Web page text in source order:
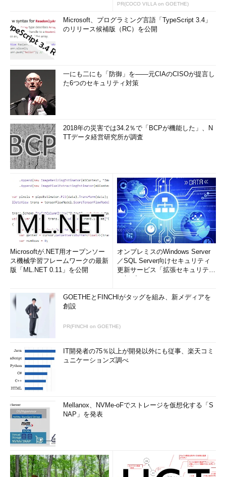
PR(COCO VILLA on GOETHE)
Microsoft、プログラミング言語「TypeScript 3.4」
のリリース候補版（RC）を公開
一にも二にも「防御」を――元CIAのCISOが提言し
た6つのセキュリティ対策
2018年の災害では34.2％で「BCPが機能した」、N
TTデータ経営研究所が調査
Microsoftが.NET用オープンソー
ス機械学習フレームワークの最新
版「ML.NET 0.11」を公開
オンプレミスのWindows Server
／SQL Server向けセキュリティ
更新サービス「拡張セキュリティ
GOETHEとFINCHIがタッグを組み、新メディアを
創設
PR(FINCHI on GOETHE)
IT開発者の75％以上が開発以外にも従事、楽天コミ
ュニケーションズ調べ
Mellanox、NVMe-oFでストレージを仮想化する「S
NAP」を発表